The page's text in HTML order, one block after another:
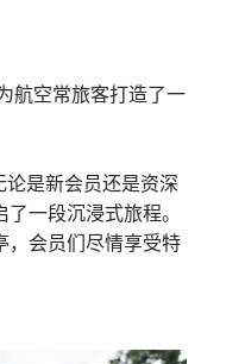
航空常旅客打造了一
是新会员还是资深
一段沉浸式旅程。
，会员们尽情享受特